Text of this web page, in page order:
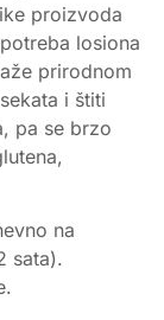
proizvoda
losiona
prirodnom
i štiti
pa se brzo
na
sata).